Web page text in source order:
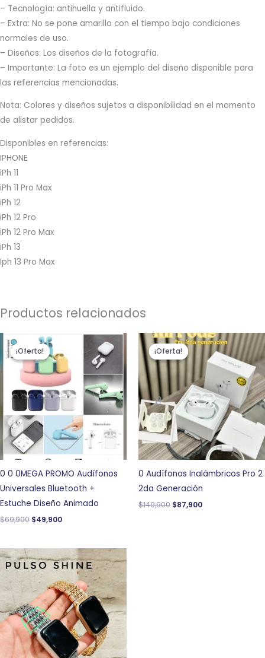
– Tecnología: antihuella y antifluido.
– Extra: No se pone amarillo con el tiempo bajo condiciones
normales de uso.
– Diseños: Los diseños de la fotografía.
– Importante: La foto es un ejemplo del diseño disponible para
las referencias mencionadas.
Nota: Colores y diseños sujetos a disponibilidad en el momento
de alistar pedidos.
Disponibles en referencias:
IPHONE
iPh 11
iPh 11 Pro Max
iPh 12
iPh 12 Pro
iPh 12 Pro Max
iPh 13
Iph 13 Pro Max
Productos relacionados
¡Oferta!
¡Oferta!
0 0 0MEGA PROMO Audífonos
Universales Bluetooth +
Estuche Diseño Animado
$69,900
precio
original
era:
$69,900.
$49,900
actual
$49,900.
¡Oferta!
¡Oferta!
0 Audífonos Inalámbricos Pro 2
2da Generación
$149,900
El
precio
original
era:
$149,900.
$87,900
El
precio
actual
es:
$87,900.